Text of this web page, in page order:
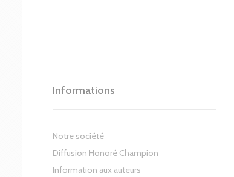
Informations
Notre société
Diffusion Honoré Champion
Information aux auteurs